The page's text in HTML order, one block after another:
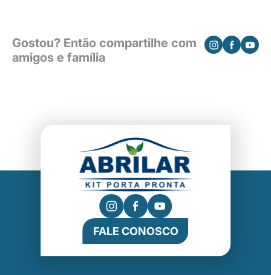
Gostou? Então compartilhe com
amigos e família
FALE CONOSCO